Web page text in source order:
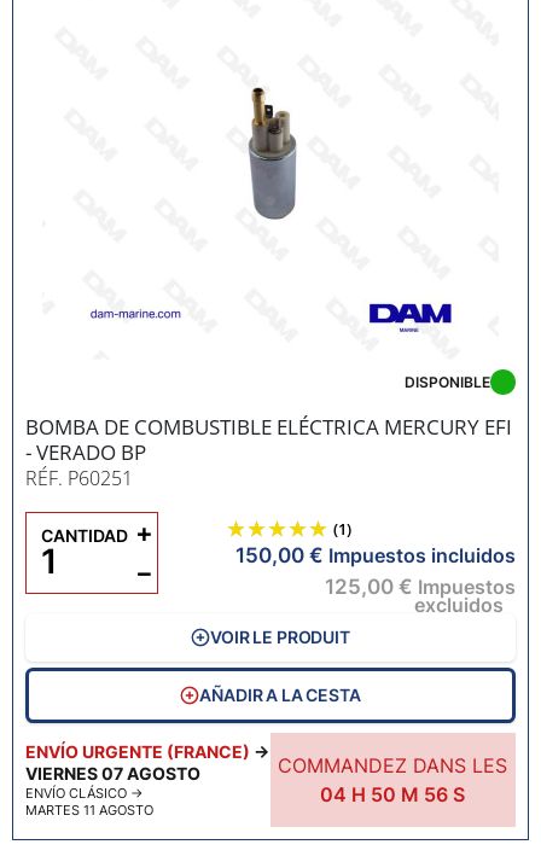
BOMBA DE COMBUSTIBLE ELÉCTRICA MERCURY EFI
- VERADO BP
RÉF. P60251
ENVÍO URGENTE (FRANCE) →
VIERNES 07 AGOSTO
ENVÍO CLÁSICO →
MARTES 11 AGOSTO
COMMANDEZ DANS LES
04 H 50 M 55 S
DISPONIBLE
(1)
150,00 € Impuestos incluidos
125,00 € Impuestos
excluidos
CANTIDAD
−
+
VOIR LE PRODUIT
AÑADIR A LA CESTA